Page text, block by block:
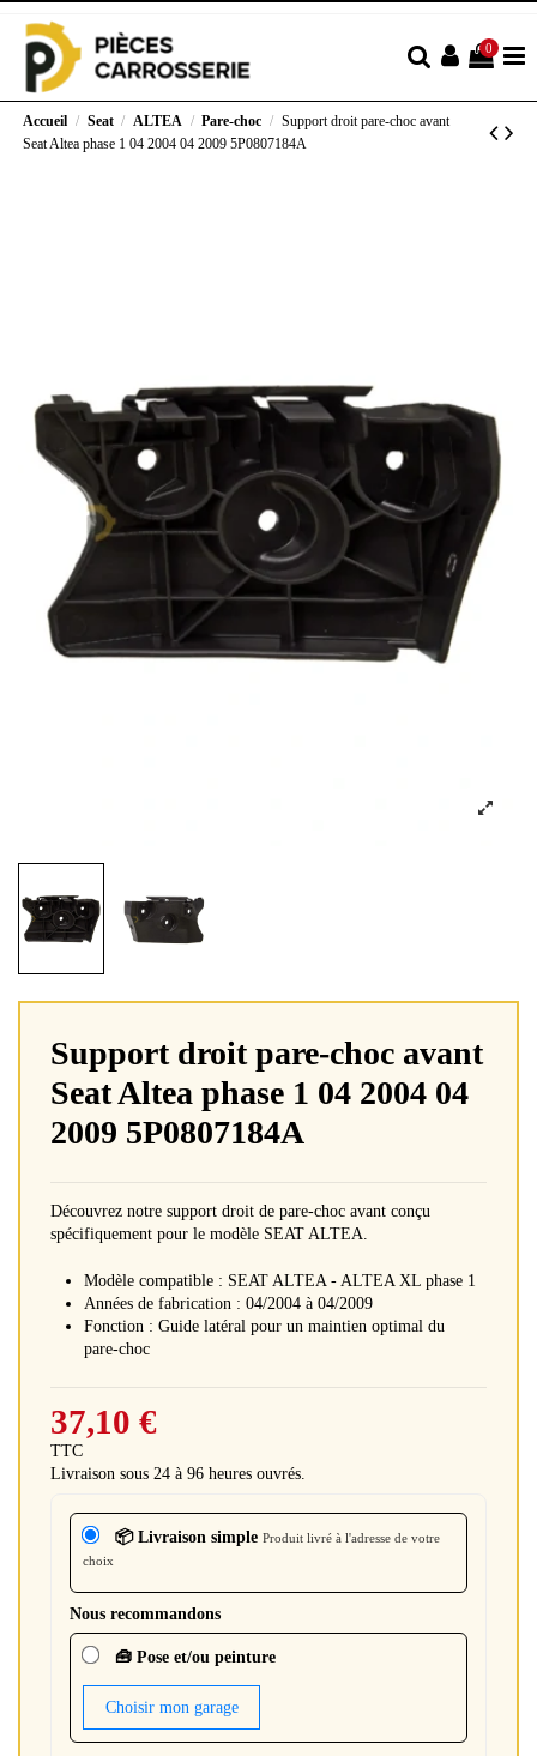
0
Accueil Seat ALTEA Pare-choc
Support droit pare-choc avant
Seat Altea phase 1 04 2004 04 2009 5P0807184A
Support droit pare-choc avant
Seat Altea phase 1 04 2004 04
2009 5P0807184A
Découvrez notre support droit de pare-choc avant conçu
spécifiquement pour le modèle SEAT ALTEA.
Modèle compatible : SEAT ALTEA - ALTEA XL phase 1
Années de fabrication : 04/2004 à 04/2009
Fonction : Guide latéral pour un maintien optimal du
pare-choc
37,10 €
TTC
Livraison sous 24 à 96 heures ouvrés.
📦 Livraison simple Produit livré à l'adresse de votre
choix
Nous recommandons
🧰 Pose et/ou peinture
Choisir mon garage